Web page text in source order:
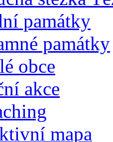
památky
památky
obce
akce
mapa